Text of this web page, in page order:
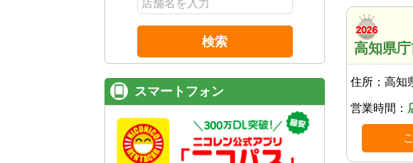
高知県
住所： 高知
営業時間：
検索
スマートフォン